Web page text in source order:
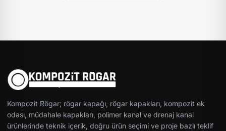
Kompozit Rögar; rögar kapağı, rögar kapakları, kompozit ek
odası, müdahale kapakları, polimer kanal ve drenaj kanal
ürünlerinde teknik içerik, doğru ürün seçimi ve proje bazlı teklif